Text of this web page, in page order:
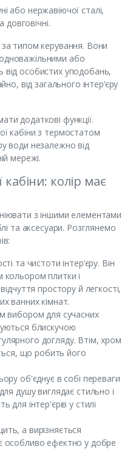
або нержавіючої сталі,
довговічні.
типом керування. Вони
або
особистих уподобань,
від загального інтер’єру
додаткові функції.
кабіни з термостатом
води незалежно від
мережі.
колір має
з іншими елементами
та аксесуари. Розглянемо
та чистоти інтер’єру. Він
кольором плитки і
простору й легкості,
ванних кімнат.
вибором для сучасних
блискучою
догляду. Втім, хром
що робить його
об'єднує в собі переваги
душу виглядає стильно і
для інтер'єрів у стилі
а вирізняється
особливо ефектно у добре